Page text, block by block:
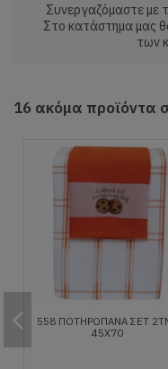
Συνεργαζόμαστε με
Στο κατάστημα μας
των
16 ακόμα προϊόντα
558 ΠΟΤΗΡΟΠΑΝΑ ΣΕΤ
45Χ70